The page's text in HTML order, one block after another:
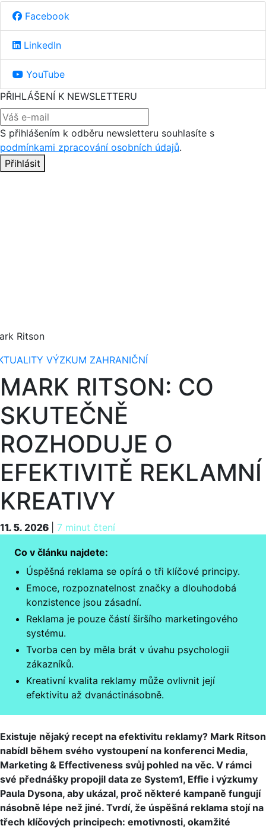
Facebook
LinkedIn
YouTube
PŘIHLÁŠENÍ K NEWSLETTERU
S přihlášením k odběru newsletteru souhlasíte s
podmínkami zpracování osobních údajů.
Přihlásit
Ritson
VÝZKUM ZAHRANIČNÍ
MARK RITSON: CO
SKUTEČNĚ
ROZHODUJE O
EFEKTIVITĚ REKLAMNÍ
KREATIVY
11. 5. 2026 7 minut čtení
11. 5. 2026
Co v článku najdete:
Úspěšná reklama se opírá o tři klíčové principy.
Emoce, rozpoznatelnost značky a dlouhodobá
konzistence jsou zásadní.
Reklama je pouze částí širšího marketingového
systému.
Tvorba cen by měla brát v úvahu psychologii
zákazníků.
Kreativní kvalita reklamy může ovlivnit její
efektivitu až dvanáctinásobně.
Existuje nějaký recept na efektivitu reklamy? Mark Ritson
nabídl během svého vystoupení na konferenci Media,
Marketing & Effectiveness svůj pohled na věc. V rámci
své přednášky propojil data ze System1, Effie i výzkumy
Paula Dysona, aby ukázal, proč některé kampaně fungují
násobně lépe než jiné. Tvrdí, že úspěšná reklama stojí na
třech klíčových principech: emotivnosti, okamžité